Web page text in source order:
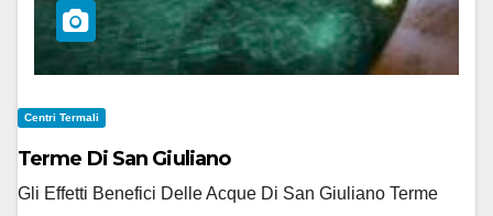
Centri Termali
Terme Di San Giuliano
Gli Effetti Benefici Delle Acque Di San Giuliano Terme